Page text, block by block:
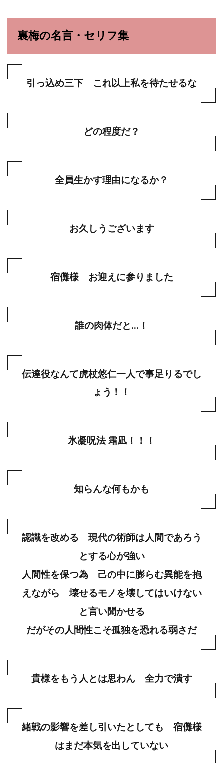
裏梅の名言・セリフ集
引っ込め三下 これ以上私を待たせるな
どの程度だ？
全員生かす理由になるか？
お久しうございます
宿儺様 お迎えに参りました
誰の肉体だと…！
伝達役なんて虎杖悠仁一人で事足りるでし
ょう！！
氷凝呪法 霜凪！！！
知らんな何もかも
認識を改める 現代の術師は人間であろう
とする心が強い
人間性を保つ為 己の中に膨らむ異能を抱
えながら 壊せるモノを壊してはいけない
と言い聞かせる
だがその人間性こそ孤独を恐れる弱さだ
貴様をもう人とは思わん 全力で潰す
緒戦の影響を差し引いたとしても 宿儺様
はまだ本気を出していない